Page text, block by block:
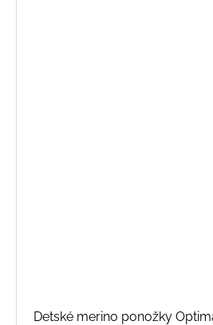
Detské merino ponožky